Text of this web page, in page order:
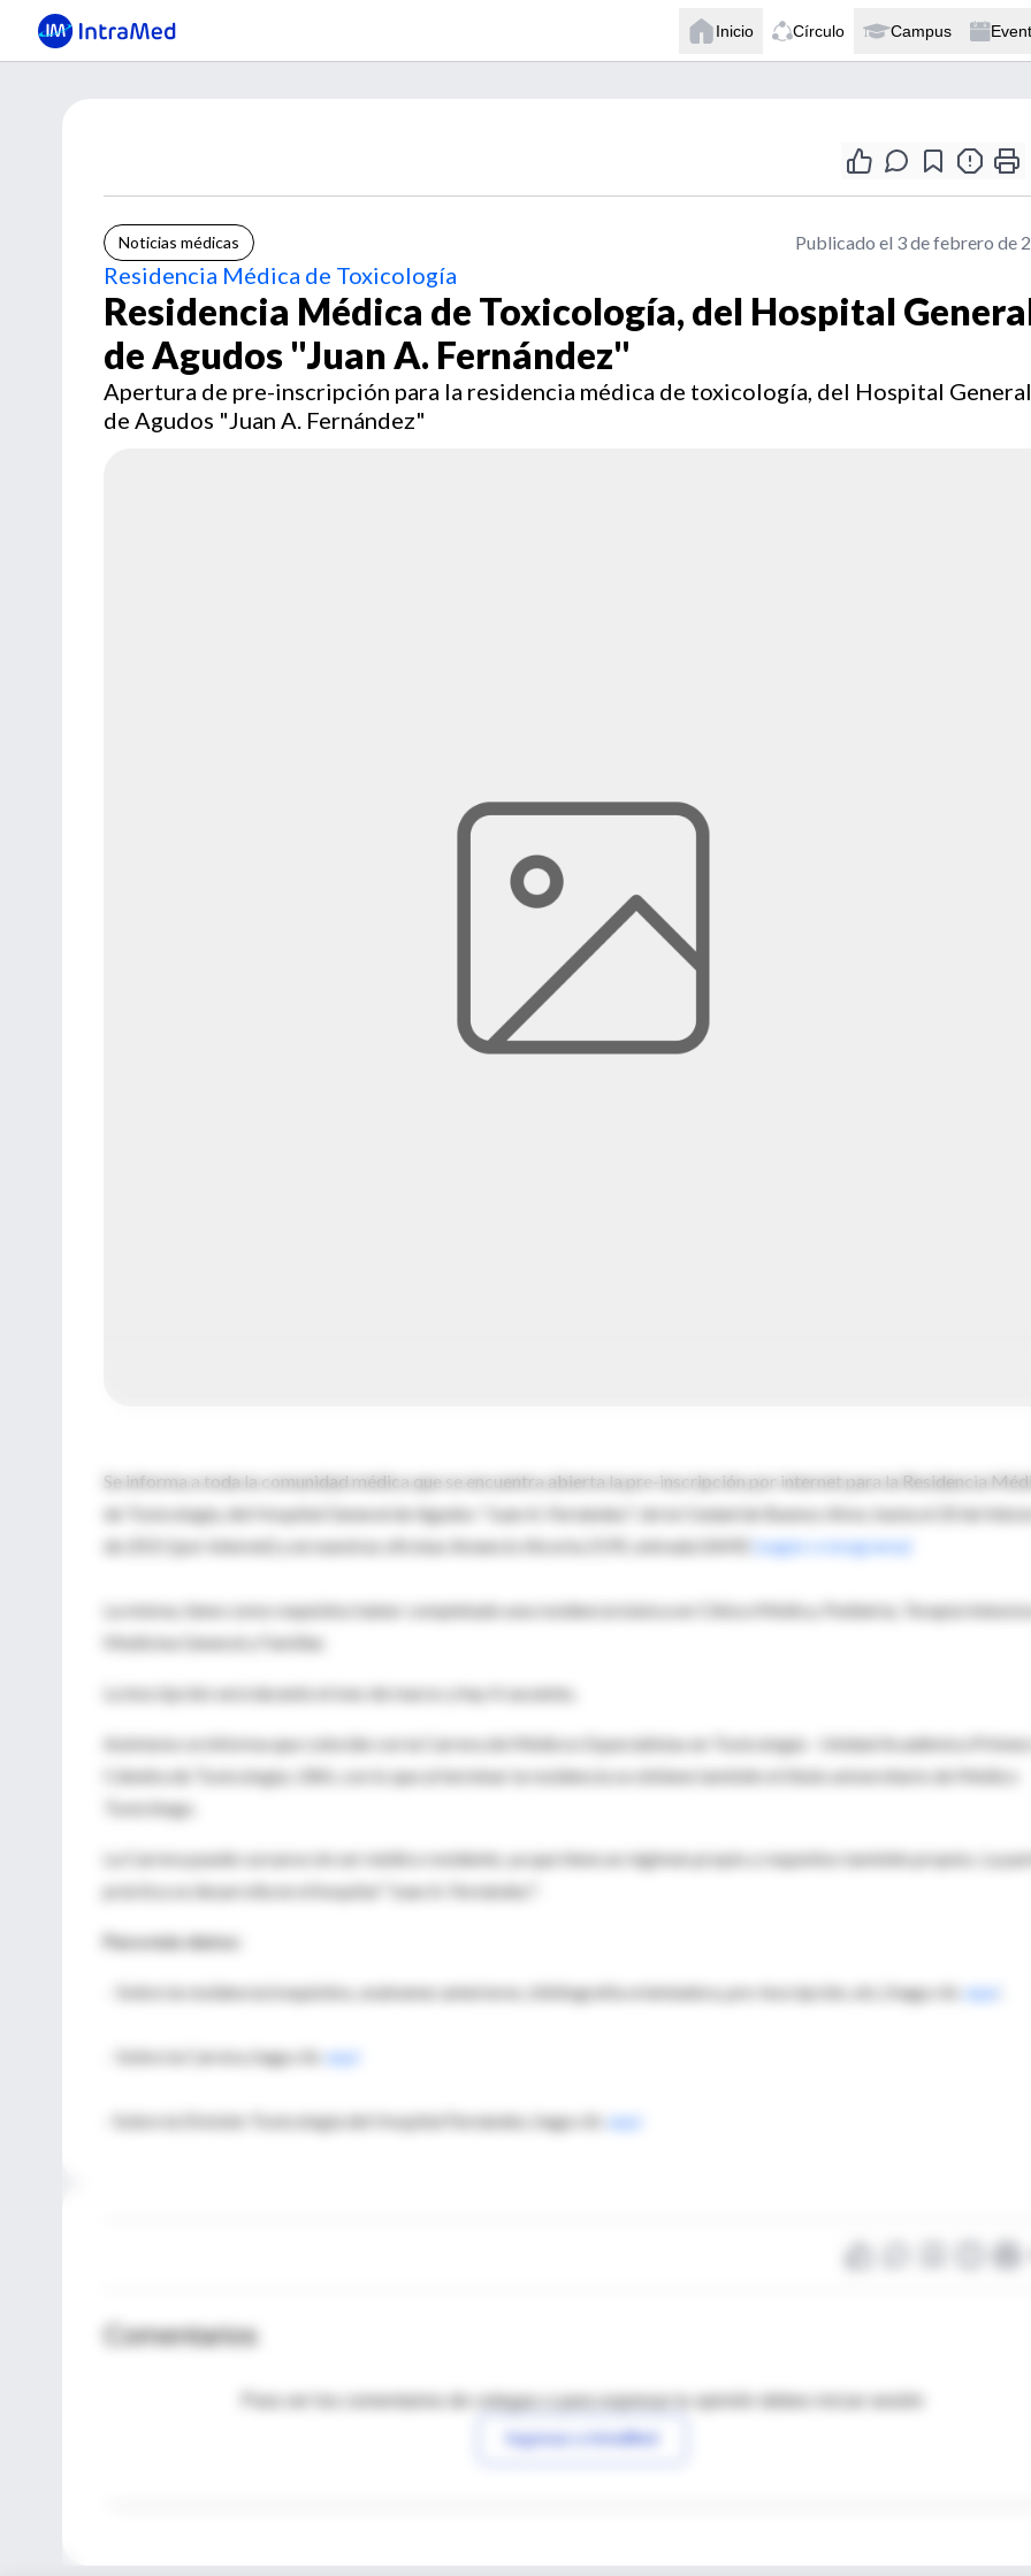
Inicio Círculo Campus
Noticias médicas Publicado el 3 de febrero de
Residencia Médica de Toxicología
Residencia Médica de Toxicología, del Hospital
de Agudos "Juan A. Fernández"
Apertura de pre-inscripción para la residencia médica de toxicología, del Hospital General
de Agudos "Juan A. Fernández"
Se informa a toda la comunidad médica que se encuentra abierta la pre-inscripción por internet para la Residencia
de Toxicología, del Hospital General de Agudos "Juan A. Fernández", de la Ciudad de Buenos Aires, hasta el 20 de
de 2011 (por internet) y en nuestras oficinas Amancio Alcorta 2195, entrada SAME
(según cronograma)
La misma, tiene como requisitos haber completado una residencia básica en Clínica Médica, Pediatría, Terapia Intensiva
Medicina General y Familiar.
La inscripción será durante el mes de marzo y hay 4 vacantes.
Asimismo se informa que coincide con la Carrera de Médicos Especialistas en Toxicología - Unidad Académica Primera
Cátedra de Toxicología, UBA, con lo que al terminar la residencia se obtiene también el título universitario de Médico
Toxicólogo.
La Carrera puede cursarse sin ser médico residente, ya que tiene un régimen propio y requisitos también propios. La
práctica se desarrolla en el hospital "Juan A. Fernández".
Para más datos:
- Sobre la residencia (requisitos, exámenes anteriores, bibliografía orientadora, pre-inscripción, etc.) haga clic aquí
- Sobre la Carrera, haga clic aquí
- Sobre la División Toxicología del Hospital Fernández, haga clic aquí
Comentarios
Para ver los comentarios de colegas o para expresar tu opinión debes iniciar sesión
Ingresar a IntraMed